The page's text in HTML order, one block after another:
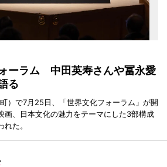
ーラム 中田英寿さんや冨永愛
る
）で7月25日、「世界文化フォーラム」が開
画、日本文化の魅力をテーマにした3部構成
た。